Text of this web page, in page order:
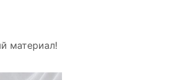
материал!